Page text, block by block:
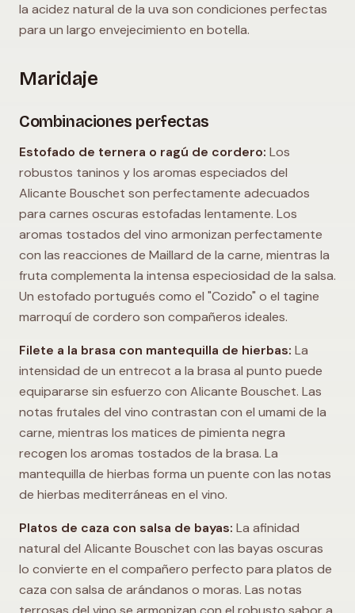
la acidez natural de la uva son condiciones perfectas
para un largo envejecimiento en botella.
Maridaje
Combinaciones perfectas
Estofado de ternera o ragú de cordero: Los
robustos taninos y los aromas especiados del
Alicante Bouschet son perfectamente adecuados
para carnes oscuras estofadas lentamente. Los
aromas tostados del vino armonizan perfectamente
con las reacciones de Maillard de la carne, mientras la
fruta complementa la intensa especiosidad de la salsa.
Un estofado portugués como el "Cozido" o el tagine
marroquí de cordero son compañeros ideales.
Filete a la brasa con mantequilla de hierbas: La
intensidad de un entrecot a la brasa al punto puede
equipararse sin esfuerzo con Alicante Bouschet. Las
notas frutales del vino contrastan con el umami de la
carne, mientras los matices de pimienta negra
recogen los aromas tostados de la brasa. La
mantequilla de hierbas forma un puente con las notas
de hierbas mediterráneas en el vino.
Platos de caza con salsa de bayas: La afinidad
natural del Alicante Bouschet con las bayas oscuras
lo convierte en el compañero perfecto para platos de
caza con salsa de arándanos o moras. Las notas